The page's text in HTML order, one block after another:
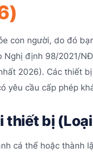
con người, do đó
định 98/2021/
2026). Các thiết
yêu cầu cấp phép
bị (Loại
cá thể hoặc thành